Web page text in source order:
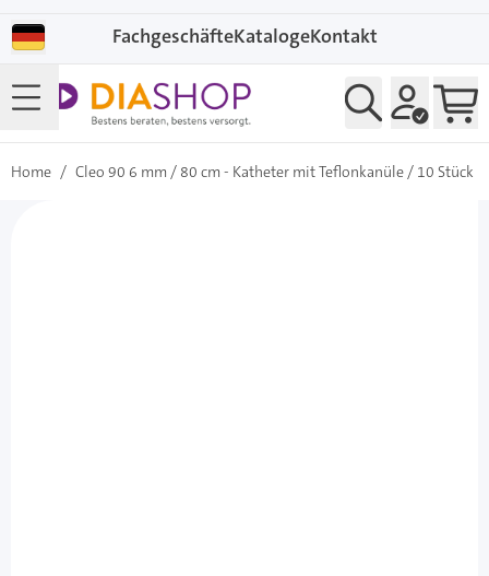
FachgeschäfteKatalogeKontakt
Home / Cleo 90 6 mm / 80 cm - Katheter mit Teflonkanüle / 10 Stück